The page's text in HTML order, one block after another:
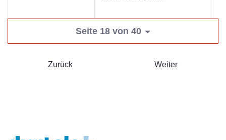
Seite 18 von 40
Zurück Weiter